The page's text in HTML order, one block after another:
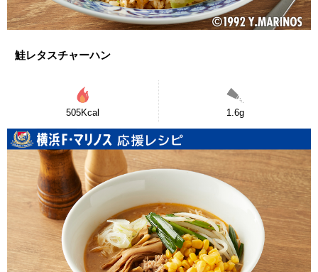
鮭レタスチャーハン
505Kcal 1.6g